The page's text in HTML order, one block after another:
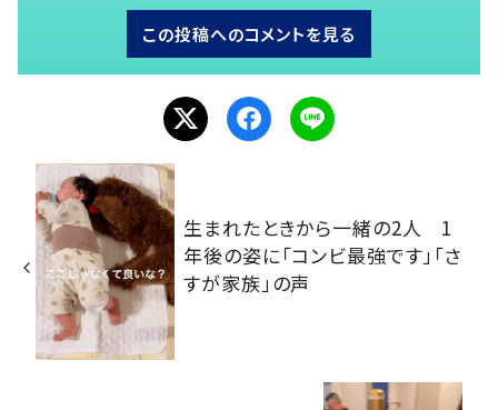
この投稿へのコメントを見る
生まれたときから一緒の2人 1
年後の姿に「コンビ最強です」「さ
すが家族」の声